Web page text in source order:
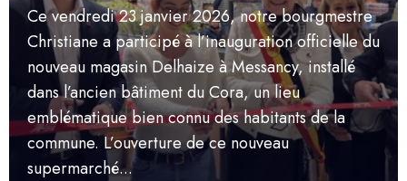
Ce vendredi 23 janvier 2026, notre bourgmestre
Christiane a participé à l’inauguration officielle du
nouveau magasin Delhaize à Messancy, installé
dans l’ancien bâtiment du Cora, un lieu
emblématique bien connu des habitants de la
commune. L’ouverture de ce nouveau
supermarché...